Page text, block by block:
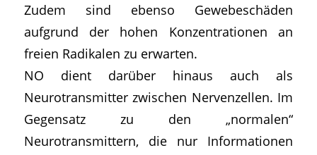
Zudem sind ebenso Gewebeschäden
aufgrund der hohen Konzentrationen an
freien Radikalen zu erwarten.
NO dient darüber hinaus auch als
Neurotransmitter zwischen Nervenzellen. Im
Gegensatz zu den „normalen“
Neurotransmittern, die nur Informationen